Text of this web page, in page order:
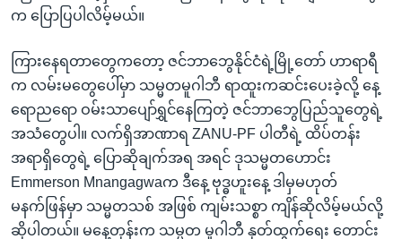
က ပြောပြပါလိမ့်မယ်။
ကြားနေရတာတွေကတော့ ဇင်ဘာဘွေနိုင်ငံရဲ့မြို့တော် ဟာရာရီ
က လမ်းမတွေပေါ်မှာ သမ္မတမူဂါဘီ ရာထူးကဆင်းပေးခဲ့လို့ နေ့
ရောညရော ဝမ်းသာပျော်ရွှင်နေကြတဲ့ ဇင်ဘာဘွေပြည်သူတွေရဲ့
အသံတွေပါ။ လက်ရှိအာဏာရ ZANU-PF ပါတီရဲ့ ထိပ်တန်း
အရာရှိတွေရဲ့ ပြောဆိုချက်အရ အရင် ဒုသမ္မတဟောင်း
Emmerson Mnangagwaက ဒီနေ့ ဗုဒ္ဓဟူးနေ့ ဒါမှမဟုတ်
မနက်ဖြန်မှာ သမ္မတသစ် အဖြစ် ကျမ်းသစ္စာ ကျိန်ဆိုလိမ့်မယ်လို့
ဆိုပါတယ်။ မနေ့တုန်းက သမ္မတ မူဂါဘီ နုတ်ထွက်ရေး တောင်း